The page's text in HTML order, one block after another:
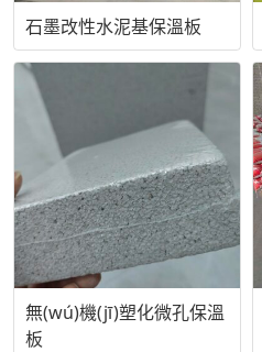
石墨改性水泥基保溫板
無(wú)機(jī)塑化微孔保溫
板